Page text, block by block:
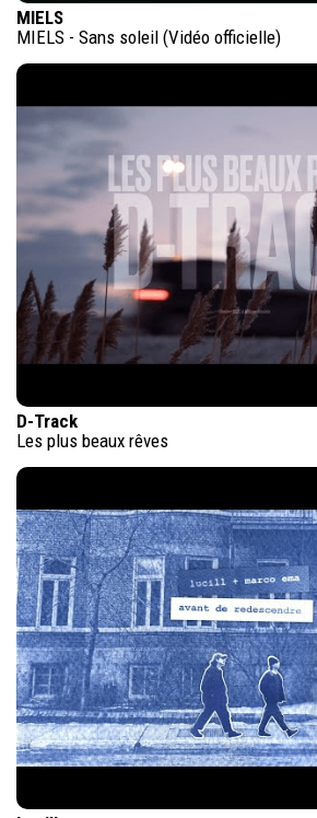
MIELS
MIELS - Sans soleil (Vidéo officielle)
D-Track
Les plus beaux rêves